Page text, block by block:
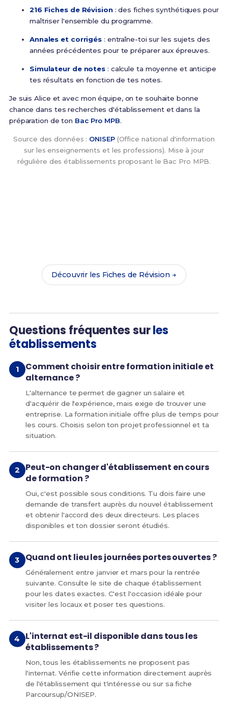
216 Fiches de Révision: des fiches synthétiques pour
maîtriser l'ensemble du programme.
Annales et corrigés : entraîne-toi sur les sujets des
années précédentes pour te préparer aux épreuves.
Simulateur de notes : calcule ta moyenne et anticipe
tes résultats en fonction de tes notes.
Je suis Alice et avec mon équipe, on te souhaite bonne
chance dans tes recherches d'établissement et dans la
préparation de ton Bac Pro MPB.
Source des données : ONISEP(Office national d'information
sur les enseignements et les professions). Mise à jour
régulière des établissements proposant le Bac Pro MPB.
Découvrir les Fiches de Révision →
Questions fréquentes surles
établissements
Comment choisir entre formation initiale et
alternance ?
L'alternance te permet de gagner un salaire et
d'acquérir de l'expérience, mais exige de trouver une
entreprise. La formation initiale offre plus de temps pour
les cours. Choisis selon ton projet professionnel et ta
situation.
Peut-on changer d'établissement en cours
de formation ?
Oui, c'est possible sous conditions. Tu dois faire une
demande de transfert auprès du nouvel établissement
et obtenir l'accord des deux directeurs. Les places
disponibles et ton dossier seront étudiés.
Quand ont lieu les journées portes ouvertes ?
Généralement entre janvier et mars pour la rentrée
suivante. Consulte le site de chaque établissement
pour les dates exactes. C'est l'occasion idéale pour
visiter les locaux et poser tes questions.
L'internat est-il disponible dans tous les
établissements ?
Non, tous les établissements ne proposent pas
l'internat. Vérifie cette information directement auprès
de l'établissement qui t'intéresse ou sur sa fiche
Parcoursup/ONISEP.